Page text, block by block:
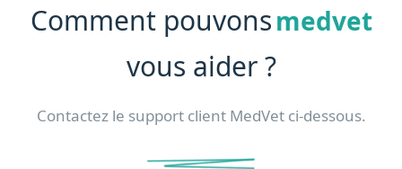
Comment pouvonsmedvet
vous aider ?
Contactez le support client MedVet ci-dessous.